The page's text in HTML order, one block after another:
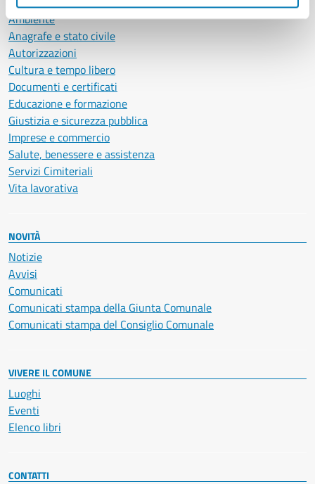
Ambiente
Anagrafe e stato civile
Autorizzazioni
Cultura e tempo libero
Documenti e certificati
Educazione e formazione
Giustizia e sicurezza pubblica
Imprese e commercio
Salute, benessere e assistenza
Servizi Cimiteriali
Vita lavorativa
NOVITÀ
Notizie
Avvisi
Comunicati
Comunicati stampa della Giunta Comunale
Comunicati stampa del Consiglio Comunale
VIVERE IL COMUNE
Luoghi
Eventi
Elenco libri
CONTATTI